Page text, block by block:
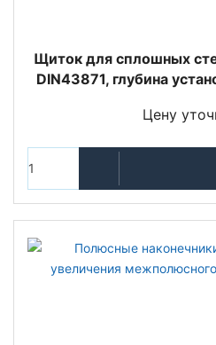
Щиток для сплошных
DIN43871, глубина
Цену